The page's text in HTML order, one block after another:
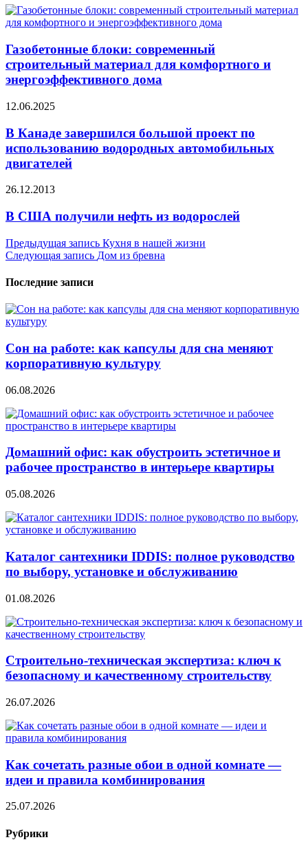
Газобетонные блоки: современный
строительный материал для комфортного и
энергоэффективного дома
12.06.2025
В Канаде завершился большой проект по
использованию водородных автомобильных
двигателей
26.12.2013
В США получили нефть из водорослей
Навигация
по
записям
Предыдущая запись Кухня в нашей жизни
Следующая запись Дом из бревна
Последние записи
Сон на работе: как капсулы для сна меняют
корпоративную культуру
06.08.2026
Домашний офис: как обустроить эстетичное и
рабочее пространство в интерьере квартиры
05.08.2026
Каталог сантехники IDDIS: полное руководство
по выбору, установке и обслуживанию
01.08.2026
Строительно‑техническая экспертиза: ключ к
безопасному и качественному строительству
26.07.2026
Как сочетать разные обои в одной комнате —
идеи и правила комбинирования
25.07.2026
Рубрики